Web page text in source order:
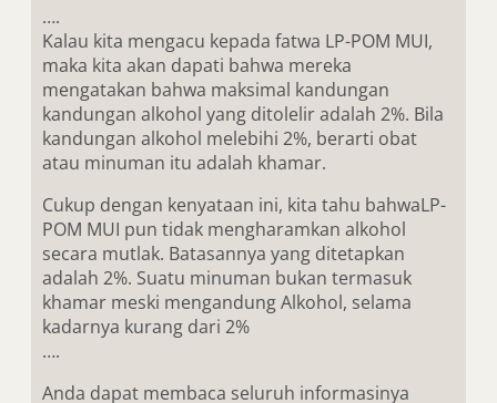
….
Kalau kita mengacu kepada fatwa LP-POM MUI,
maka kita akan dapati bahwa mereka
mengatakan bahwa maksimal kandungan
kandungan alkohol yang ditolelir adalah 2%. Bila
kandungan alkohol melebihi 2%, berarti obat
atau minuman itu adalah khamar.
Cukup dengan kenyataan ini, kita tahu bahwaLP-
POM MUI pun tidak mengharamkan alkohol
secara mutlak. Batasannya yang ditetapkan
adalah 2%. Suatu minuman bukan termasuk
khamar meski mengandung Alkohol, selama
kadarnya kurang dari 2%
….
Anda dapat membaca seluruh informasinya